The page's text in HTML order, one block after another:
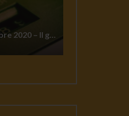
TgSole24 – 19 ottobre 2020 – Il grande reset